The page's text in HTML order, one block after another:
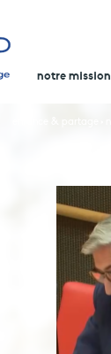
notre mission